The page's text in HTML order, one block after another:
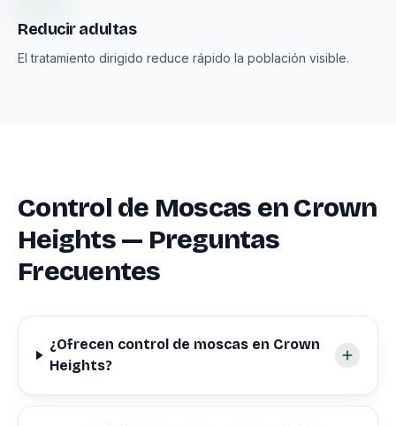
Reducir adultas
El tratamiento dirigido reduce rápido la población visible.
Control de Moscas en Crown
Heights — Preguntas
Frecuentes
¿Ofrecen control de moscas en Crown
Heights?